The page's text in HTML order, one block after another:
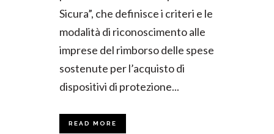
Sicura”, che definisce i criteri e le
modalità di riconoscimento alle
imprese del rimborso delle spese
sostenute per l’acquisto di
dispositivi di protezione...
READ MORE